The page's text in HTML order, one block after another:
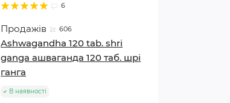
6
Продажів 606
Ashwagandha 120 tab. shri
ganga ашваганда 120 таб. шрі
ганга
В наявності